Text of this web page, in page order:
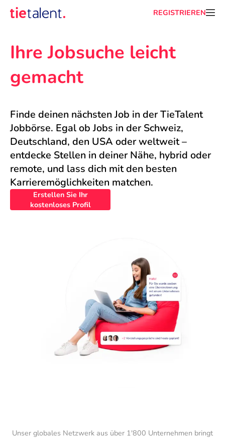
REGISTRIEREN
Ihre Jobsuche leicht
gemacht
Finde deinen nächsten Job in der TieTalent
Jobbörse. Egal ob Jobs in der Schweiz,
Deutschland, den USA oder weltweit –
entdecke Stellen in deiner Nähe, hybrid oder
remote, und lass dich mit den besten
Karrieremöglichkeiten matchen.
Erstellen Sie Ihr
kostenloses Profil
Unser globales Netzwerk aus über 1'800 Unternehmen bringt